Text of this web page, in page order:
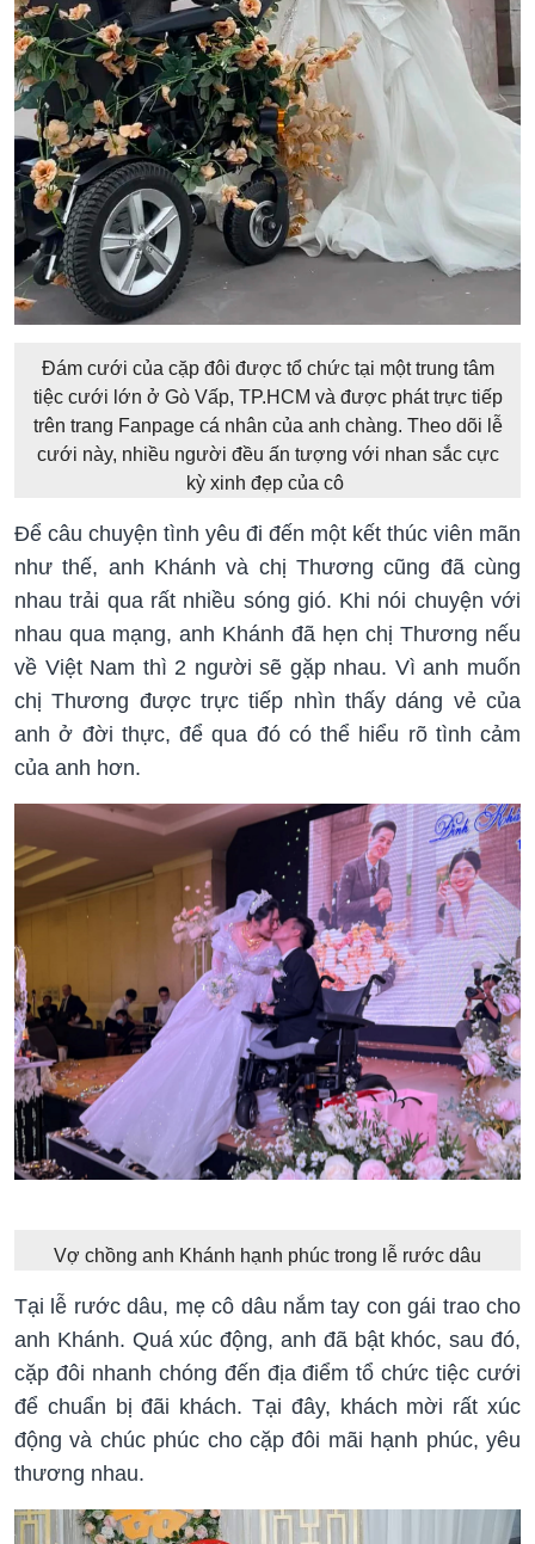
Đám cưới của cặp đôi được tổ chức tại một trung tâm
tiệc cưới lớn ở Gò Vấp, TP.HCM và được phát trực tiếp
trên trang Fanpage cá nhân của anh chàng. Theo dõi lễ
cưới này, nhiều người đều ấn tượng với nhan sắc cực
kỳ xinh đẹp của cô
Để câu chuyện tình yêu đi đến một kết thúc viên mãn
như thế, anh Khánh và chị Thương cũng đã cùng
nhau trải qua rất nhiều sóng gió. Khi nói chuyện với
nhau qua mạng, anh Khánh đã hẹn chị Thương nếu
về Việt Nam thì 2 người sẽ gặp nhau. Vì anh muốn
chị Thương được trực tiếp nhìn thấy dáng vẻ của
anh ở đời thực, để qua đó có thể hiểu rõ tình cảm
của anh hơn.
Vợ chồng anh Khánh hạnh phúc trong lễ rước dâu
Tại lễ rước dâu, mẹ cô dâu nắm tay con gái trao cho
anh Khánh. Quá xúc động, anh đã bật khóc, sau đó,
cặp đôi nhanh chóng đến địa điểm tổ chức tiệc cưới
để chuẩn bị đãi khách. Tại đây, khách mời rất xúc
động và chúc phúc cho cặp đôi mãi hạnh phúc, yêu
thương nhau.